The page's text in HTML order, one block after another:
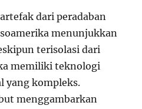
dari peradaban
menunjukkan
terisolasi dari
memiliki teknologi
yang kompleks.
menggambarkan